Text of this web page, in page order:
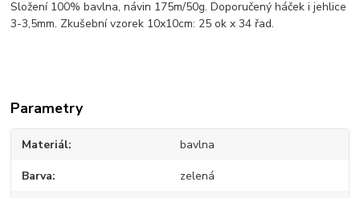
Složení 100% bavlna, návin 175m/50g. Doporučený háček i jehlice
3-3,5mm. Zkušební vzorek 10x10cm: 25 ok x 34 řad.
Parametry
Materiál bavlna
Barva zelená